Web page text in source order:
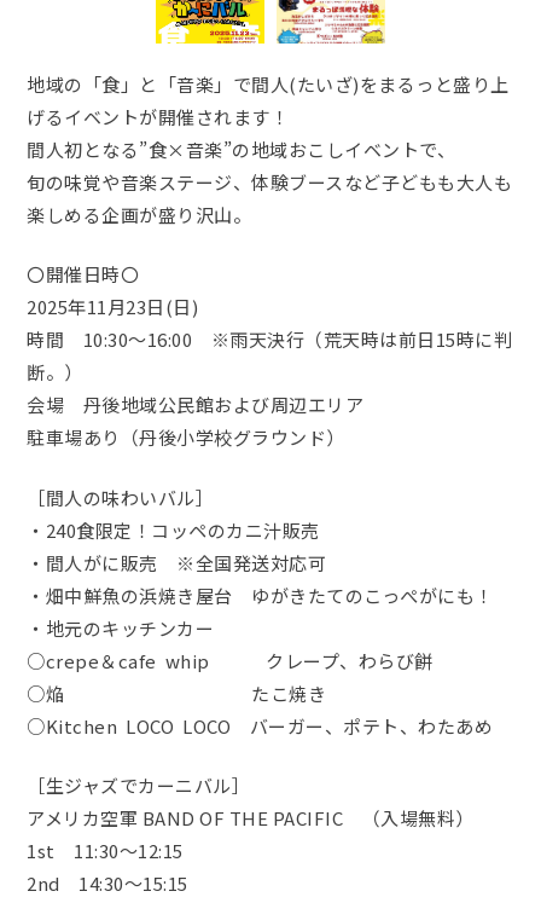
地域の「食」と「音楽」で間人(たいざ)をまるっと盛り上
げるイベントが開催されます！
間人初となる”食×音楽”の地域おこしイベントで、
旬の味覚や音楽ステージ、体験ブースなど子どもも大人も
楽しめる企画が盛り沢山。
〇開催日時〇
2025年11月23日(日)
時間 10:30～16:00 ※雨天決行（荒天時は前日15時に判
断。）
会場 丹後地域公民館および周辺エリア
駐車場あり（丹後小学校グラウンド）
［間人の味わいバル］
・240食限定！コッペのカニ汁販売
・間人がに販売 ※全国発送対応可
・畑中鮮魚の浜焼き屋台 ゆがきたてのこっぺがにも！
・地元のキッチンカー
○crepe＆cafe whip クレープ、わらび餅
○焔 たこ焼き
○Kitchen LOCO LOCO バーガー、ポテト、わたあめ
［生ジャズでカーニバル］
アメリカ空軍 BAND OF THE PACIFIC （入場無料）
1st 11:30～12:15
2nd 14:30～15:15